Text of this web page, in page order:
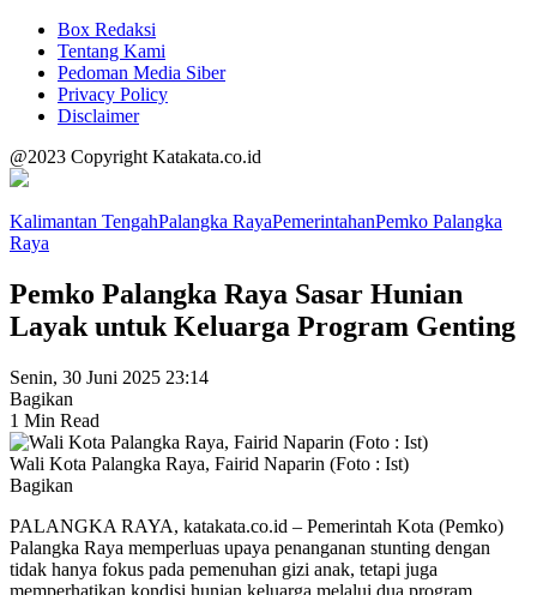
Box Redaksi
Tentang Kami
Pedoman Media Siber
Privacy Policy
Disclaimer
@2023 Copyright Katakata.co.id
Kalimantan TengahPalangka RayaPemerintahanPemko Palangka
Raya
Pemko Palangka Raya Sasar Hunian
Layak untuk Keluarga Program Genting
Senin, 30 Juni 2025 23:14
Bagikan
1 Min Read
Wali Kota Palangka Raya, Fairid Naparin (Foto : Ist)
Bagikan
PALANGKA RAYA, katakata.co.id – Pemerintah Kota (Pemko)
Palangka Raya memperluas upaya penanganan stunting dengan
tidak hanya fokus pada pemenuhan gizi anak, tetapi juga
memperhatikan kondisi hunian keluarga melalui dua program